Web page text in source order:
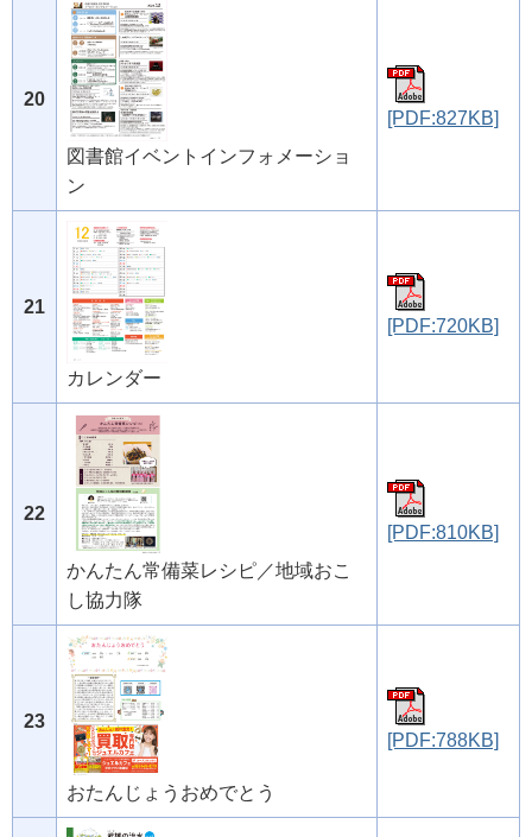
20
図書館イベントインフォメーショ
ン
[PDF:827KB]
21
カレンダー
[PDF:720KB]
22
かんたん常備菜レシピ／地域おこ
し協力隊
[PDF:810KB]
23
おたんじょうおめでとう
[PDF:788KB]